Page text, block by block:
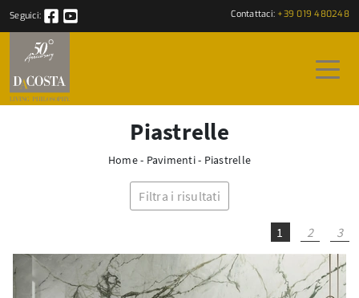
Seguici: Contattaci: +39 019 480248
Piastrelle
Home- Pavimenti- Piastrelle
Filtra i risultati
1 2 3